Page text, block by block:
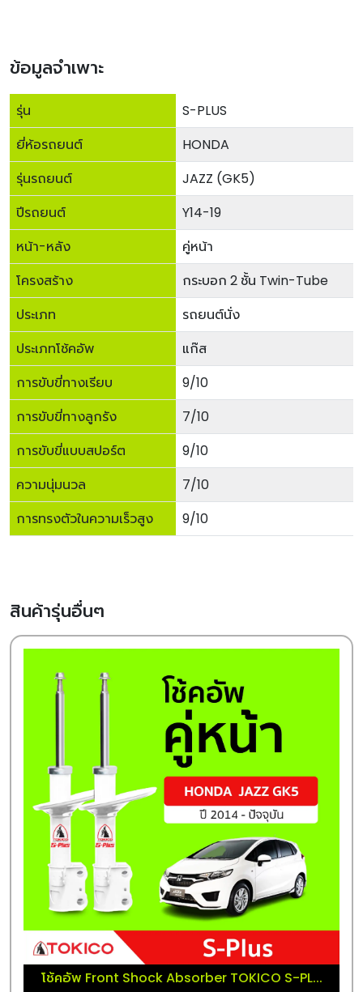
ข้อมูลจำเพาะ
รุ่น
S-PLUS
ยี่ห้อรถยนต์
HONDA
รุ่นรถยนต์
JAZZ (GK5)
ปีรถยนต์
Y14-19
หน้า-หลัง
คู่หน้า
โครงสร้าง
กระบอก 2 ชั้น Twin-Tube
ประเภท
รถยนต์นั่ง
ประเภทโช้คอัพ
แก๊ส
การขับขี่ทางเรียบ
9/10
การขับขี่ทางลูกรัง
7/10
การขับขี่แบบสปอร์ต
9/10
ความนุ่มนวล
7/10
การทรงตัวในความเร็วสูง
9/10
สินค้ารุ่นอื่นๆ
โช้คอัพ Front Shock Absorber TOKICO S-PL...